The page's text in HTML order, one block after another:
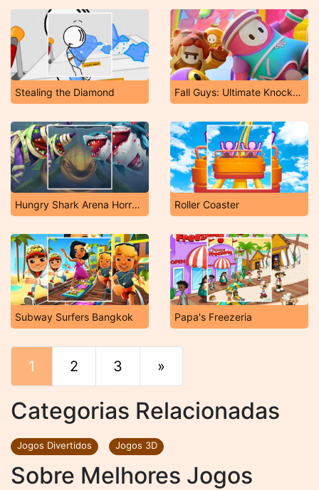
Stealing the Diamond Fall Guys: Ultimate Knockout
Hungry Shark Arena Horror Night Roller Coaster
Subway Surfers Bangkok Papa's Freezeria
1 2 3 »
Categorias Relacionadas
Jogos Divertidos Jogos 3D
Sobre Melhores Jogos